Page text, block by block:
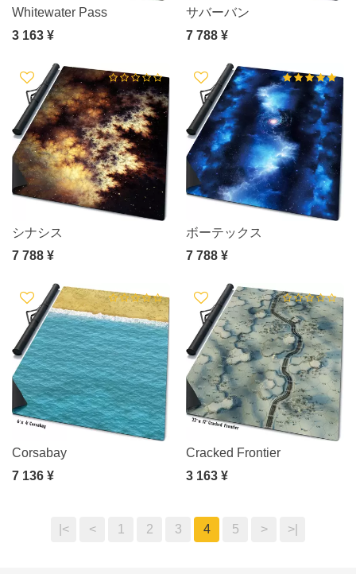
Whitewater Pass
3 163 ¥
サバーバン
7 788 ¥
シナシス
7 788 ¥
ボーテックス
7 788 ¥
Corsabay
7 136 ¥
Cracked Frontier
3 163 ¥
|< < 1 2 3 4 5 > >|